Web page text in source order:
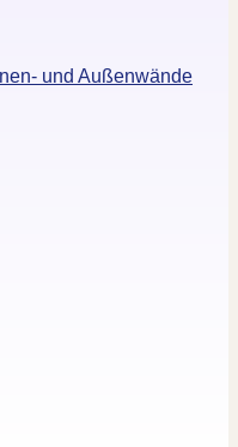
und Außenwände